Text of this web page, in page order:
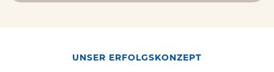
UNSER ERFOLGSKONZEPT